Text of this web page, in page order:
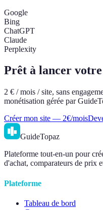
Google
Bing
ChatGPT
Claude
Perplexity
Prêt à lancer
2 € / mois / site, sans
monétisation gérée par
Créer mon site — 2€/mois
GuideTopaz
Plateforme tout-en-un pour
d'achat, comparateurs de prix
Plateforme
Tableau de bord